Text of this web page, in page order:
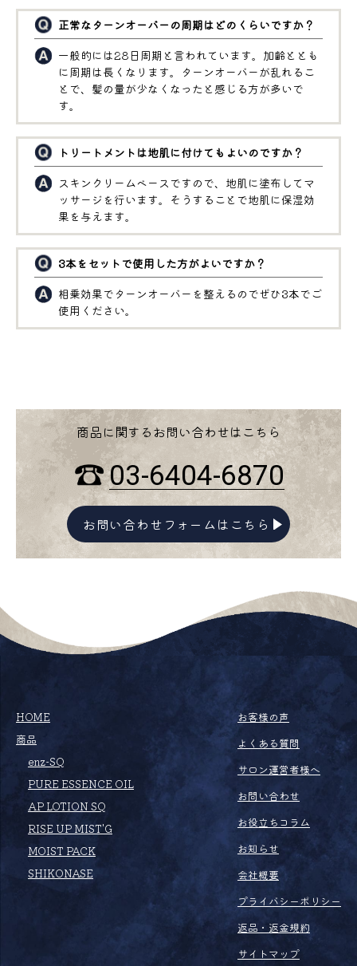
正常なターンオーバーの周期はどのくらいですか？
一般的には28日周期と言われています。加齢ととも
に周期は長くなります。ターンオーバーが乱れるこ
とで、髪の量が少なくなったと感じる方が多いで
す。
トリートメントは地肌に付けてもよいのですか？
スキンクリームベースですので、地肌に塗布してマ
ッサージを行います。そうすることで地肌に保湿効
果を与えます。
3本をセットで使用した方がよいですか？
相乗効果でターンオーバーを整えるのでぜひ3本でご
使用ください。
商品に関するお問い合わせはこちら
03-6404-6870
お問い合わせフォームはこちら
HOME
商品
enz-SQ
PURE ESSENCE OIL
AP LOTION SQ
RISE UP MIST'G
MOIST PACK
SHIKONASE
お客様の声
よくある質問
サロン運営者様へ
お問い合わせ
お役立ちコラム
お知らせ
会社概要
プライバシーポリシー
返品・返金規約
サイトマップ